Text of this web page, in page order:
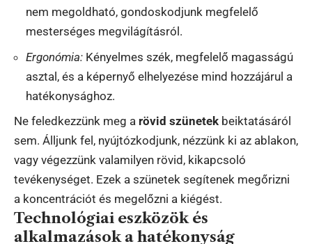
nem megoldható, gondoskodjunk megfelelő
mesterséges megvilágításról.
Ergonómia: Kényelmes szék, megfelelő magasságú
asztal, és a képernyő elhelyezése mind hozzájárul a
hatékonysághoz.
Ne feledkezzünk meg a rövid szünetek beiktatásáról
sem. Álljunk fel, nyújtózkodjunk, nézzünk ki az ablakon,
vagy végezzünk valamilyen rövid, kikapcsoló
tevékenységet. Ezek a szünetek segítenek megőrizni
a koncentrációt és megelőzni a kiégést.
Technológiai eszközök és
alkalmazások a hatékonyság